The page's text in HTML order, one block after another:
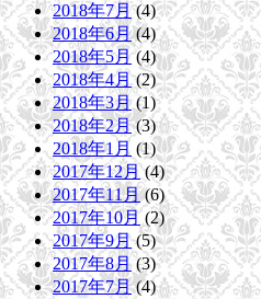
2018年7月(4)
2018年6月(4)
2018年5月(4)
2018年4月(2)
2018年3月 (1)
2018年2月(3)
2018年1月 (1)
2017年12月(4)
2017年11月(6)
2017年10月 (2)
2017年9月(5)
2017年8月 (3)
2017年7月(4)